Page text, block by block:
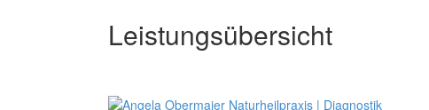
Leistungsübersicht